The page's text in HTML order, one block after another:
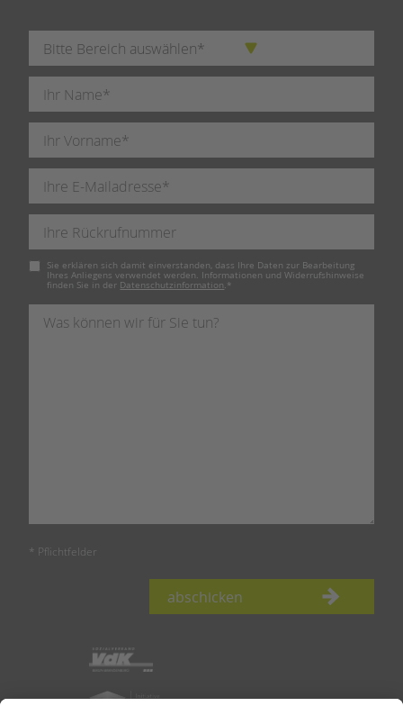
Pflichtfeld
Sie erklären sich damit einverstanden, dass Ihre Daten zur Bearbeitung
Ihres Anliegens verwendet werden. Informationen und Widerrufshinweise
finden Sie in der Datenschutzinformation. *
* Pflichtfelder
abschicken